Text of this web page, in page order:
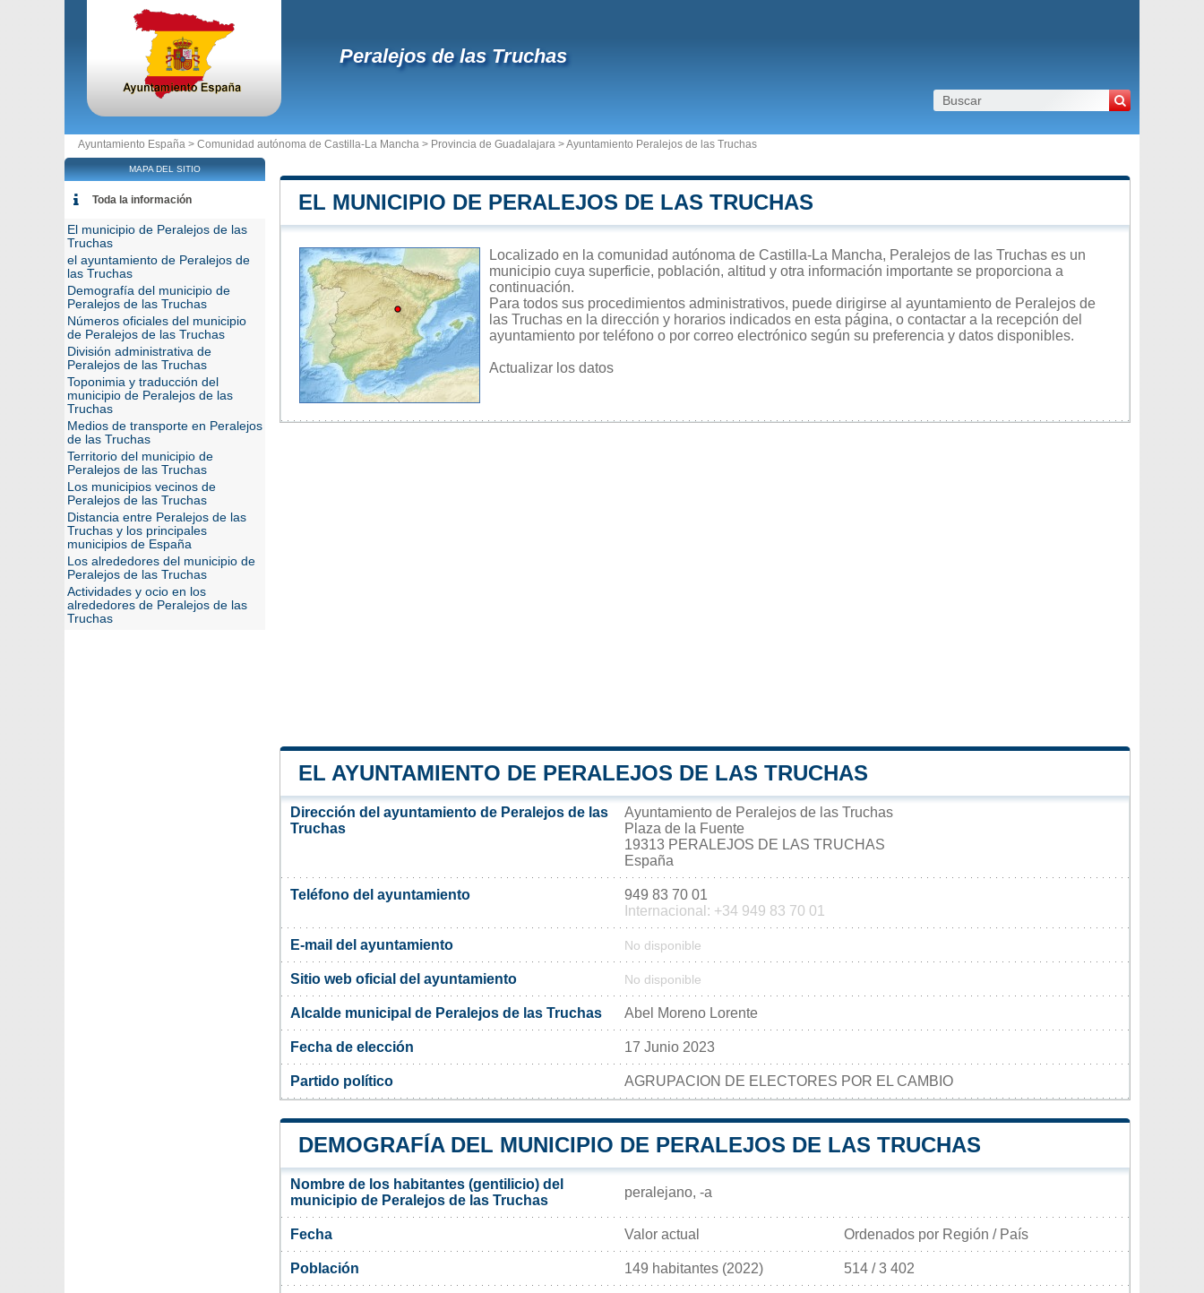
Peralejos de las Truchas
Ayuntamiento España > Comunidad autónoma de Castilla-La Mancha > Provincia de Guadalajara >Ayuntamiento Peralejos de las Truchas
EL MUNICIPIO DE PERALEJOS DE LAS TRUCHAS
Localizado en la comunidad autónoma de Castilla-La Mancha, Peralejos de las Truchas es un
municipio cuya superficie, población, altitud y otra información importante se proporciona a
continuación.
Para todos sus procedimientos administrativos, puede dirigirse al ayuntamiento de Peralejos de
las Truchas en la dirección y horarios indicados en esta página, o contactar a la recepción del
ayuntamiento por teléfono o por correo electrónico según su preferencia y datos disponibles.
Actualizar los datos
EL AYUNTAMIENTO DE PERALEJOS DE LAS TRUCHAS
Dirección del ayuntamiento de Peralejos de las
Truchas
Ayuntamiento de Peralejos de las Truchas
Plaza de la Fuente
19313 PERALEJOS DE LAS TRUCHAS
España
Teléfono del ayuntamiento
949 83 70 01
Internacional: +34 949 83 70 01
E-mail del ayuntamiento No disponible
Sitio web oficial del ayuntamiento No disponible
Alcalde municipal de Peralejos de las Truchas Abel Moreno Lorente
Fecha de elección 17 Junio 2023
Partido político AGRUPACION DE ELECTORES POR EL CAMBIO
DEMOGRAFÍA DEL MUNICIPIO DE PERALEJOS DE LAS TRUCHAS
Nombre de los habitantes (gentilicio) del
municipio de Peralejos de las Truchas
peralejano, -a
Fecha Valor actual Ordenados por Región / País
Población 149 habitantes (2022) 514 / 3 402
MAPA DEL SITIO
Toda la información
El municipio de Peralejos de las
Truchas
el ayuntamiento de Peralejos de
las Truchas
Demografía del municipio de
Peralejos de las Truchas
Números oficiales del municipio
de Peralejos de las Truchas
División administrativa de
Peralejos de las Truchas
Toponimia y traducción del
municipio de Peralejos de las
Truchas
Medios de transporte en Peralejos
de las Truchas
Territorio del municipio de
Peralejos de las Truchas
Los municipios vecinos de
Peralejos de las Truchas
Distancia entre Peralejos de las
Truchas y los principales
municipios de España
Los alrededores del municipio de
Peralejos de las Truchas
Actividades y ocio en los
alrededores de Peralejos de las
Truchas